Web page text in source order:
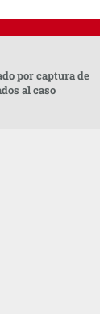
por captura de
al caso